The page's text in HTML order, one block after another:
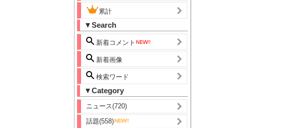
累計
▼Search
新着コメント
新着画像
検索ワード
▼Category
ニュース(720)
話題(558)